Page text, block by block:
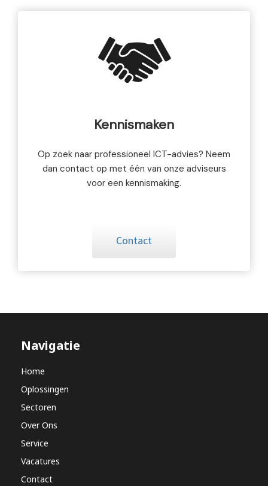
Kennismaken
Op zoek naar professioneel ICT-advies? Neem
dan contact op met één van onze adviseurs
voor een kennismaking.
Contact
Navigatie
Home
Oplossingen
Sectoren
Over Ons
Service
Vacatures
Contact